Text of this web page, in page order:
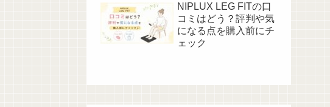
NIPLUX LEG FITの口
コミはどう？評判や気
になる点を購入前にチ
ェック